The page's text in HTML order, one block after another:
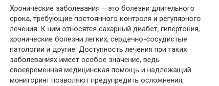
Хронические заболевания – это болезни длительного
срока, требующие постоянного контроля и регулярного
лечения. К ним относятся сахарный диабет, гипертония,
хронические болезни легких, сердечно-сосудистые
патологии и другие. Доступность лечения при таких
заболеваниях имеет особое значение, ведь
своевременная медицинская помощь и надлежащий
мониторинг позволяют предупредить осложнения,